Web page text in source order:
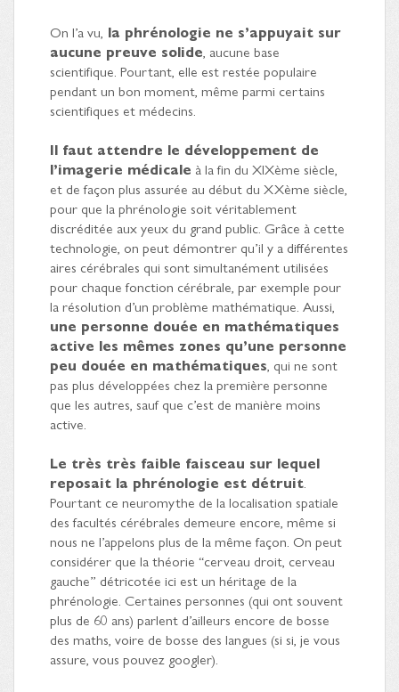
On l’a vu, la phrénologie ne s’appuyait sur
aucune preuve solide, aucune base
scientifique. Pourtant, elle est restée populaire
pendant un bon moment, même parmi certains
scientifiques et médecins.
Il faut attendre le développement de
l’imagerie médicale à la fin du XIXème siècle,
et de façon plus assurée au début du XXème siècle,
pour que la phrénologie soit véritablement
discréditée aux yeux du grand public. Grâce à cette
technologie, on peut démontrer qu’il y a différentes
aires cérébrales qui sont simultanément utilisées
pour chaque fonction cérébrale, par exemple pour
la résolution d’un problème mathématique. Aussi,
une personne douée en mathématiques
active les mêmes zones qu’une personne
peu douée en mathématiques, qui ne sont
pas plus développées chez la première personne
que les autres, sauf que c’est de manière moins
active.
Le très très faible faisceau sur lequel
reposait la phrénologie est détruit.
Pourtant ce neuromythe de la localisation spatiale
des facultés cérébrales demeure encore, même si
nous ne l’appelons plus de la même façon. On peut
considérer que la théorie “cerveau droit, cerveau
gauche” détricotée ici est un héritage de la
phrénologie. Certaines personnes (qui ont souvent
plus de 60 ans) parlent d’ailleurs encore de bosse
des maths, voire de bosse des langues (si si, je vous
assure, vous pouvez googler).